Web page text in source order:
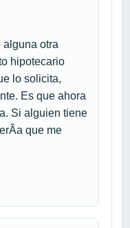
alguna otra
hipotecario
lo solicita,
Es que ahora
Si alguien tiene
que me